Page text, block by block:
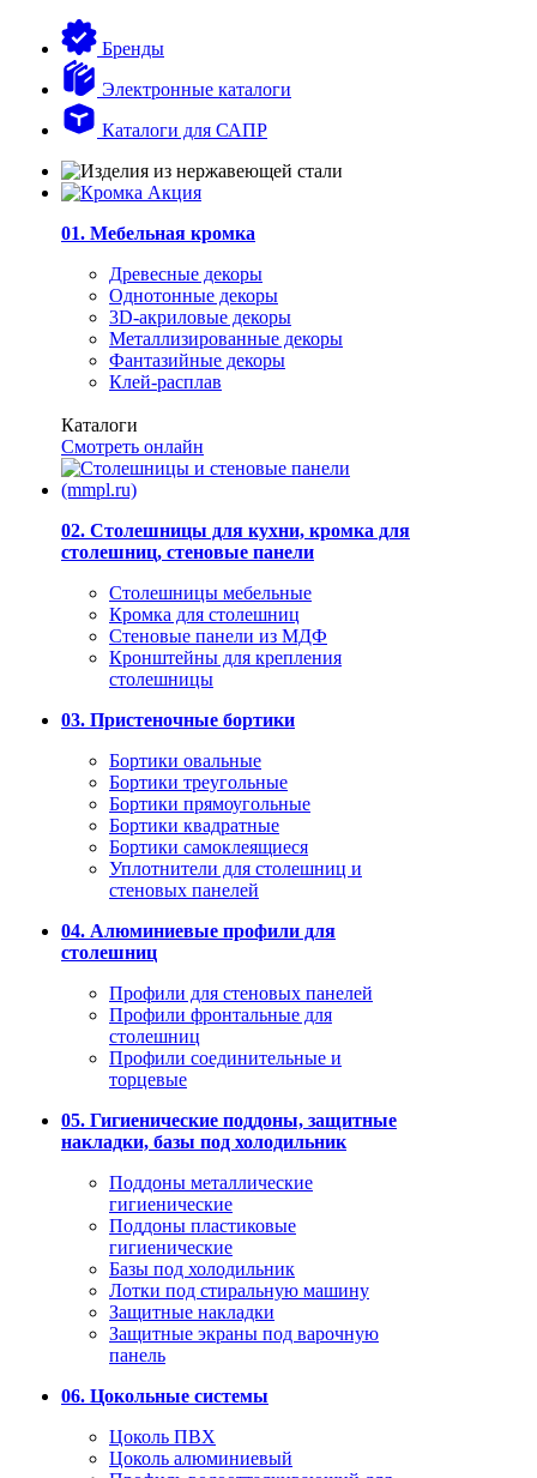
Бренды
Электронные каталоги
Каталоги для САПР
01. Мебельная кромка
Древесные декоры
Однотонные декоры
3D-акриловые декоры
Металлизированные декоры
Фантазийные декоры
Клей-расплав
Каталоги
Смотреть онлайн
02. Столешницы для кухни, кромка для
столешниц, стеновые панели
Столешницы мебельные
Кромка для столешниц
Стеновые панели из МДФ
Кронштейны для крепления
столешницы
03. Пристеночные бортики
Бортики овальные
Бортики треугольные
Бортики прямоугольные
Бортики квадратные
Бортики самоклеящиеся
Уплотнители для столешниц и
стеновых панелей
04. Алюминиевые профили для
столешниц
Профили для стеновых панелей
Профили фронтальные для
столешниц
Профили соединительные и
торцевые
05. Гигиенические поддоны, защитные
накладки, базы под холодильник
Поддоны металлические
гигиенические
Поддоны пластиковые
гигиенические
Базы под холодильник
Лотки под стиральную машину
Защитные накладки
Защитные экраны под варочную
панель
06. Цокольные системы
Цоколь ПВХ
Цоколь алюминиевый